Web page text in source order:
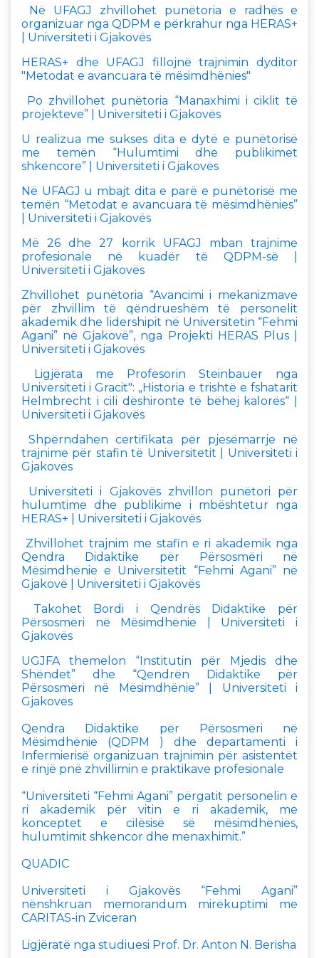
Në UFAGJ zhvillohet punëtoria e radhës e
organizuar nga QDPM e përkrahur nga HERAS+
| Universiteti i Gjakovës
HERAS+ dhe UFAGJ fillojnë trajnimin dyditor
"Metodat e avancuara të mësimdhënies"
Po zhvillohet punëtoria “Manaxhimi i ciklit të
projekteve” | Universiteti i Gjakovës
U realizua me sukses dita e dytë e punëtorisë
me temën “Hulumtimi dhe publikimet
shkencore” | Universiteti i Gjakovës
Në UFAGJ u mbajt dita e parë e punëtorisë me
temën “Metodat e avancuara të mësimdhënies”
| Universiteti i Gjakovës
Më 26 dhe 27 korrik UFAGJ mban trajnime
profesionale në kuadër të QDPM-së |
Universiteti i Gjakovës
Zhvillohet punëtoria “Avancimi i mekanizmave
për zhvillim të qëndrueshëm të personelit
akademik dhe lidershipit në Universitetin “Fehmi
Agani” në Gjakovë”, nga Projekti HERAS Plus |
Universiteti i Gjakovës
Ligjërata me Profesorin Steinbauer nga
Universiteti i Gracit": „Historia e trishtë e fshatarit
Helmbrecht i cili dëshironte të bëhej kalorës“ |
Universiteti i Gjakovës
Shpërndahen certifikata për pjesëmarrje në
trajnime për stafin të Universitetit | Universiteti i
Gjakovës
Universiteti i Gjakovës zhvillon punëtori për
hulumtime dhe publikime i mbështetur nga
HERAS+ | Universiteti i Gjakovës
Zhvillohet trajnim me stafin e ri akademik nga
Qendra Didaktike për Përsosmëri në
Mësimdhënie e Universitetit “Fehmi Agani” në
Gjakovë | Universiteti i Gjakovës
Takohet Bordi i Qendrës Didaktike për
Përsosmëri në Mësimdhënie | Universiteti i
Gjakovës
UGJFA themelon “Institutin për Mjedis dhe
Shëndet” dhe “Qendrën Didaktike për
Përsosmëri në Mësimdhënie” | Universiteti i
Gjakovës
Qendra Didaktike për Përsosmëri në
Mësimdhënie (QDPM ) dhe departamenti i
Infermierisë organizuan trajnimin për asistentët
e rinjë pnë zhvillimin e praktikave profesionale
“Universiteti “Fehmi Agani” përgatit personelin e
ri akademik për vitin e ri akademik, me
konceptet e cilësisë së mësimdhënies,
hulumtimit shkencor dhe menaxhimit.”
QUADIC
Universiteti i Gjakovës “Fehmi Agani”
nënshkruan memorandum mirëkuptimi me
CARITAS-in Zviceran
Ligjëratë nga studiuesi Prof. Dr. Anton N. Berisha